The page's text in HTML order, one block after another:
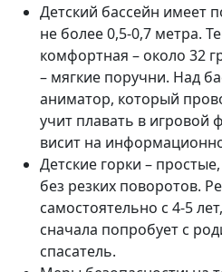
Детский бассейн имеет
не более 0,5-0,7 метра.
комфортная – около 32
– мягкие поручни. Над
аниматор, который
учит плавать в
висит на
Детские горки –
без резких поворотов.
самостоятельно с 4-5
сначала попробует с
спасатель.